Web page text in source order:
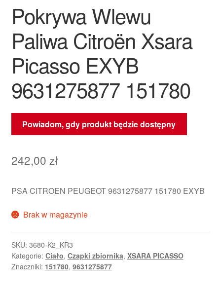
Zasady i warunki
Pokrywa Wlewu
Paliwa Citroën Xsara
Picasso EXYB
9631275877 151780
Powiadom, gdy produkt będzie dostępny
242,00 zł
PSA CITROEN PEUGEOT 9631275877 151780 EXYB
Brak w magazynie
SKU: 3680-K2_KR3
Kategorie: Ciało, Czapki zbiornika, XSARA PICASSO
Znaczniki: 151780, 9631275877